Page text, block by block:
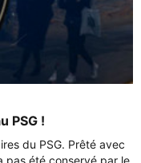
PSG !
du PSG. Prêté avec